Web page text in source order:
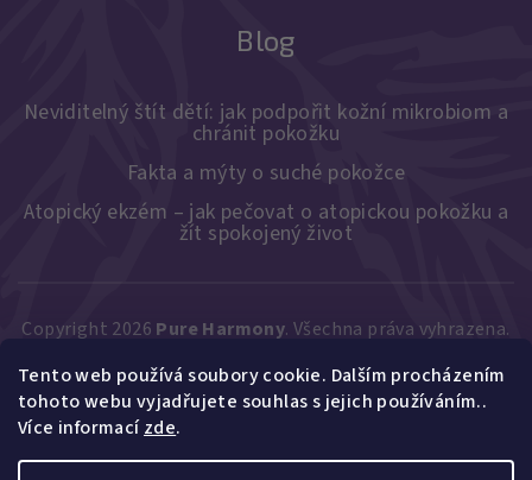
Tento web používá soubory cookie. Dalším procházením
tohoto webu vyjadřujete souhlas s jejich používáním..
Více informacízde.
Blog
Neviditelný štít dětí: jak podpořit kožní mikrobiom a
chránit pokožku
Fakta a mýty o suché pokožce
Atopický ekzém – jak pečovat o atopickou pokožku a
žít spokojený život
Copyright 2026 Pure Harmony. Všechna práva vyhrazena.
Vytvořil Shoptet